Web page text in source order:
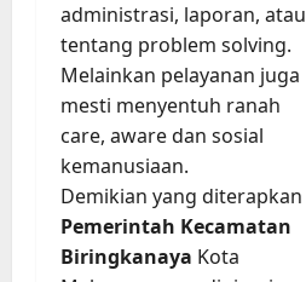
administrasi, laporan, atau
tentang problem solving.
Melainkan pelayanan juga
mesti menyentuh ranah
care, aware dan sosial
kemanusiaan.
Demikian yang diterapkan
Pemerintah Kecamatan
Biringkanaya Kota